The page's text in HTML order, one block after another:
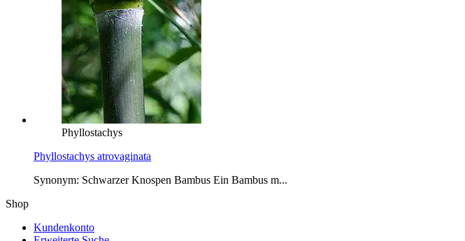
Phyllostachys
Phyllostachys atrovaginata
Synonym: Schwarzer Knospen Bambus Ein Bambus m...
Shop
Kundenkonto